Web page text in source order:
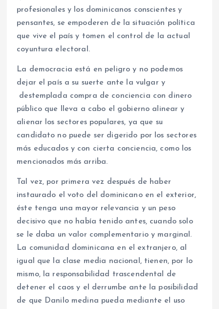
profesionales y los dominicanos conscientes y
pensantes, se empoderen de la situación política
que vive el país y tomen el control de la actual
coyuntura electoral.
La democracia está en peligro y no podemos
dejar el país a su suerte ante la vulgar y
destemplada compra de conciencia con dinero
público que lleva a cabo el gobierno alinear y
alienar los sectores populares, ya que su
candidato no puede ser digerido por los sectores
más educados y con cierta conciencia, como los
mencionados más arriba.
Tal vez, por primera vez después de haber
instaurado el voto del dominicano en el exterior,
éste tenga una mayor relevancia y un peso
decisivo que no había tenido antes, cuando solo
se le daba un valor complementario y marginal.
La comunidad dominicana en el extranjero, al
igual que la clase media nacional, tienen, por lo
mismo, la responsabilidad trascendental de
detener el caos y el derrumbe ante la posibilidad
de que Danilo medina pueda mediante el uso